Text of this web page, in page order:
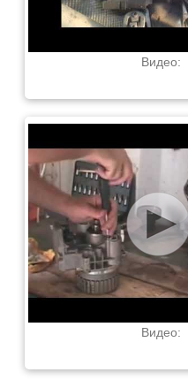
Видео:
Видео: